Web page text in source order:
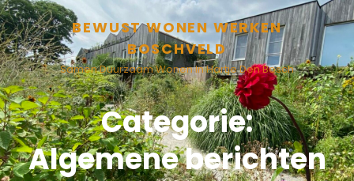
BEWUST WONEN WERKEN
BOSCHVELD
Samen Duurzaam Wonen In Hartje Den Bosch
Categorie:
Algemene berichten